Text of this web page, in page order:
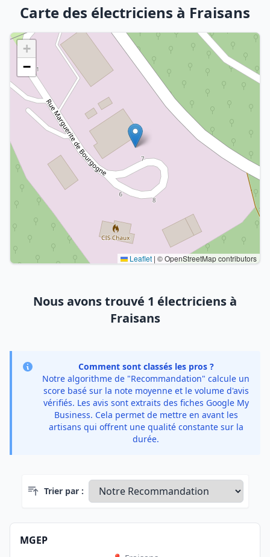
Carte des électriciens à Fraisans
+
−
Leaflet | © OpenStreetMap contributors
Nous avons trouvé 1 électriciens à
Fraisans
Comment sont classés les pros ?
Notre algorithme de "Recommandation" calcule un
score basé sur la note moyenne et le volume d'avis
vérifiés. Les avis sont extraits des fiches Google My
Business. Cela permet de mettre en avant les
artisans qui offrent une qualité constante sur la
durée.
Trier par :
MGEP